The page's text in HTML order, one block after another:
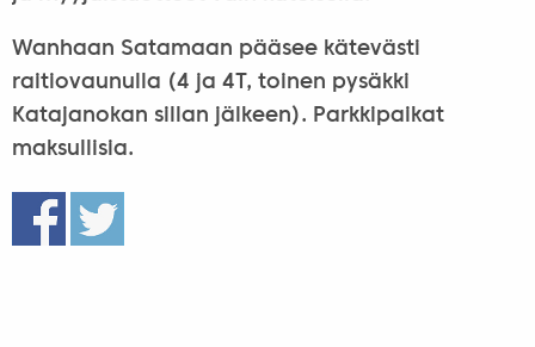
Wanhaan Satamaan pääsee kätevästi
raitiovaunulla (4 ja 4T, toinen pysäkki
Katajanokan sillan jälkeen). Parkkipaikat
maksullisia.